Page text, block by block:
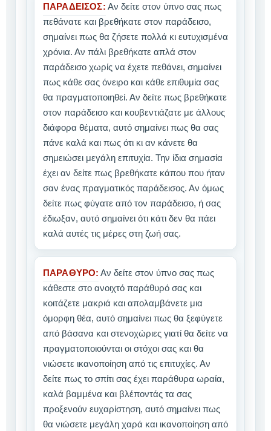
ΠΑΡΑΔΕΙΣΟΣ: Αν δείτε στον ύπνο σας πως
πεθάνατε και βρεθήκατε στον παράδεισο,
σημαίνει πως θα ζήσετε πολλά κι ευτυχισμένα
χρόνια. Αν πάλι βρεθήκατε απλά στον
παράδεισο χωρίς να έχετε πεθάνει, σημαίνει
πως κάθε σας όνειρο και κάθε επιθυμία σας
θα πραγματοποιηθεί. Αν δείτε πως βρεθήκατε
στον παράδεισο και κουβεντιάζατε με άλλους
διάφορα θέματα, αυτό σημαίνει πως θα σας
πάνε καλά και πως ότι κι αν κάνετε θα
σημειώσει μεγάλη επιτυχία. Την ίδια σημασία
έχει αν δείτε πως βρεθήκατε κάπου που ήταν
σαν ένας πραγματικός παράδεισος. Αν όμως
δείτε πως φύγατε από τον παράδεισο, ή σας
έδιωξαν, αυτό σημαίνει ότι κάτι δεν θα πάει
καλά αυτές τις μέρες στη ζωή σας.
ΠΑΡΑΘΥΡΟ: Αν δείτε στον ύπνο σας πως
κάθεστε στο ανοιχτό παράθυρό σας και
κοιτάζετε μακριά και απολαμβάνετε μια
όμορφη θέα, αυτό σημαίνει πως θα ξεφύγετε
από βάσανα και στενοχώριες γιατί θα δείτε να
πραγματοποιούνται οι στόχοι σας και θα
νιώσετε ικανοποίηση από τις επιτυχίες. Αν
δείτε πως το σπίτι σας έχει παράθυρα ωραία,
καλά βαμμένα και βλέποντάς τα σας
προξενούν ευχαρίστηση, αυτό σημαίνει πως
θα νιώσετε μεγάλη χαρά και ικανοποίηση από